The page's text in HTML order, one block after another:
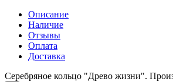
Описание
Наличие
Отзывы
Оплата
Доставка
Серебряное кольцо "Древо жизни".